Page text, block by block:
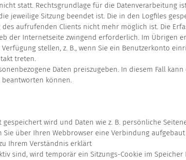
statt. Rechtsgrundlage für die Datenverarbeitung ist
jeweilige Sitzung beendet ist. Die in den Logfiles
aufrufenden Clients nicht mehr möglich ist. Die
der Internetseite zwingend erforderlich. Im Übrigen
stellen, z. B., wenn Sie ein Benutzerkonto
treten.
Daten preiszugeben. In diesem Fall
beantworten können.
wird und Daten wie z. B. persönliche
über Ihren Webbrowser eine Verbindung
Ihrem Verständnis erklärt
sind, wird temporär ein Sitzungs-Cookie im